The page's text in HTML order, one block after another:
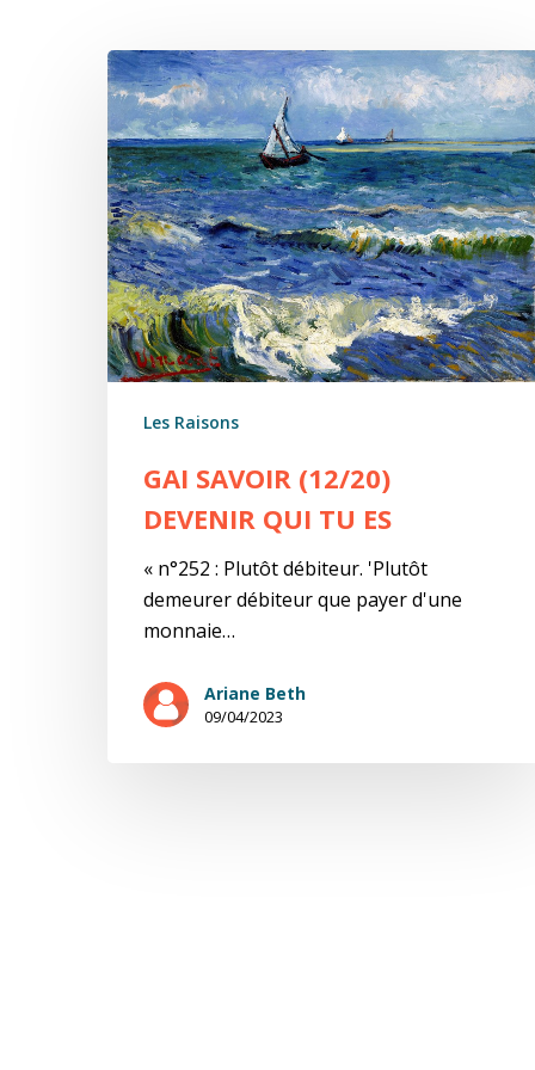
Gai
savoir
(12/20)
Devenir
qui
tu
es
Les Raisons
GAI SAVOIR (12/20)
DEVENIR QUI TU ES
« n°252 : Plutôt débiteur. 'Plutôt
demeurer débiteur que payer d'une
monnaie…
Ariane Beth
09/04/2023